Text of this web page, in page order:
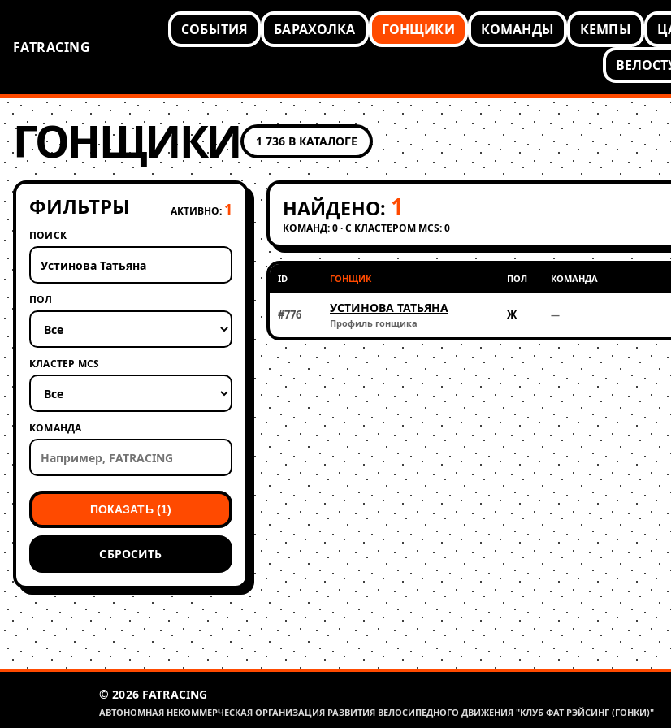
FATRACING
СОБЫТИЯ БАРАХОЛКА ГОНЩИКИ КОМАНДЫ КЕМПЫ
ГОНЩИКИ 1 736 В КАТАЛОГЕ
ФИЛЬТРЫ АКТИВНО: 1
ПОИСК
ПОЛ
КЛАСТЕР MCS
КОМАНДА
ПОКАЗАТЬ (1)
СБРОСИТЬ
НАЙДЕНО: 1
КОМАНД: 0 · С КЛАСТЕРОМ MCS: 0
ID ГОНЩИК ПОЛ КОМАНДА
#776 УСТИНОВА ТАТЬЯНА
Профиль гонщика
Ж —
© 2026 FATRACING
АВТОНОМНАЯ НЕКОММЕРЧЕСКАЯ ОРГАНИЗАЦИЯ РАЗВИТИЯ ВЕЛОСИПЕДНОГО ДВИЖЕНИЯ "КЛУБ ФАТ РЭЙСИНГ (ГОНКИ)"